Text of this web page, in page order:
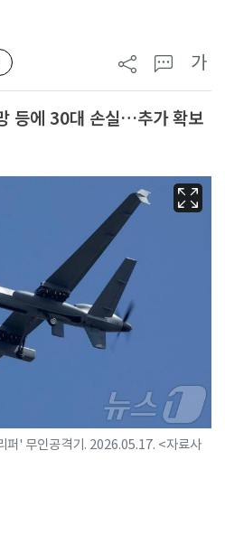
가
등에 30대 손실…추가 확보
퍼' 무인공격기. 2026.05.17. <자료사